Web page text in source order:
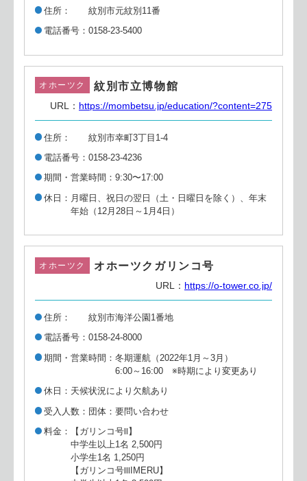
住所
紋別市元紋別11番
電話番号
0158-23-5400
オホーツク 紋別市立博物館
URL： https://mombetsu.jp/education/?content=275
住所
紋別市幸町3丁目1-4
電話番号
0158-23-4236
期間・営業時間
9:30〜17:00
休日
月曜日、祝日の翌日（土・日曜日を除く）、年末
年始（12月28日～1月4日）
オホーツク オホーツクガリンコ号
URL： https://o-tower.co.jp/
住所
紋別市海洋公園1番地
電話番号
0158-24-8000
期間・営業時間
冬期運航（2022年1月～3月）
6:00～16:00 ※時期により変更あり
休日
天候状況により欠航あり
受入人数
団体：要問い合わせ
料金
【ガリンコ号Ⅱ】
中学生以上1名 2,500円
小学生1名 1,250円
【ガリンコ号ⅢIMERU】